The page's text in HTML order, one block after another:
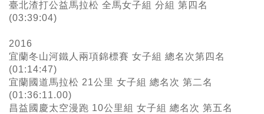
臺北渣打公益馬拉松 全馬女子組 分組 第四名
(03:39:04)
2016
宜蘭冬山河鐵人兩項錦標賽 女子組 總名次第四名
(01:14:47)
宜蘭國道馬拉松 21公里 女子組 總名次 第二名
(01:36:11.00)
昌益國慶太空漫跑 10公里組 女子組 總名次 第五名